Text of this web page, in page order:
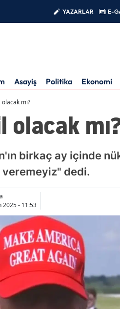
YAZARLAR E-
Asayiş Politika Ekonomi
mı?
olacak
birkaç ay içinde
veremeyiz" dedi.
2025 - 11:53